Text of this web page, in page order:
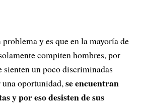
y es que en la mayoría de
compiten hombres, por
sienten un poco discriminadas
oportunidad,se encuentran
y por eso desisten de sus